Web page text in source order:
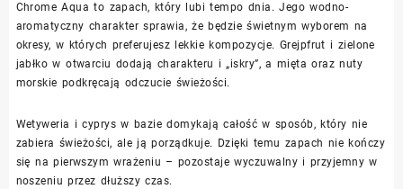
Chrome Aqua to zapach, który lubi tempo dnia. Jego wodno-
aromatyczny charakter sprawia, że będzie świetnym wyborem na
okresy, w których preferujesz lekkie kompozycje. Grejpfrut i zielone
jabłko w otwarciu dodają charakteru i „iskry”, a mięta oraz nuty
morskie podkręcają odczucie świeżości.
Wetyweria i cyprys w bazie domykają całość w sposób, który nie
zabiera świeżości, ale ją porządkuje. Dzięki temu zapach nie kończy
się na pierwszym wrażeniu – pozostaje wyczuwalny i przyjemny w
noszeniu przez dłuższy czas.